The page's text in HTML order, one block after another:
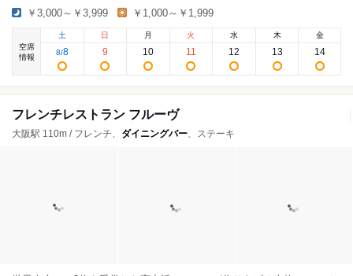
￥3,000～￥3,999 ￥1,000～￥1,999
空席
情報
土
8/8
日
9
月
10
火
11
水
12
木
13
金
14
フレンチレストラン フルーヴ
大阪駅 110m / フレンチ、 ダイニングバー、ステーキ